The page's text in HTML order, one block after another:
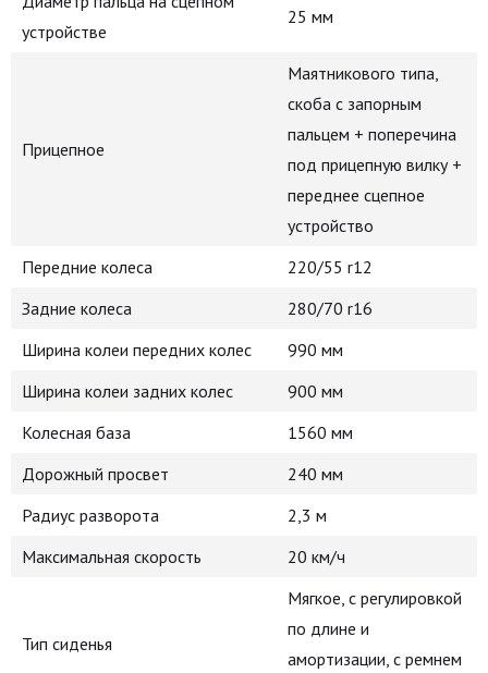
устройстве
25 мм
Прицепное
Маятникового типа,
скоба с запорным
пальцем + поперечина
под прицепную вилку +
переднее сцепное
устройство
Передние колеса
220/55 r12
Задние колеса
280/70 r16
Ширина колеи передних колес
990 мм
Ширина колеи задних колес
900 мм
Колесная база
1560 мм
Дорожный просвет
240 мм
Радиус разворота
2,3 м
Максимальная скорость
20 км/ч
Тип сиденья
Мягкое, с регулировкой
по длине и
амортизации, с ремнем